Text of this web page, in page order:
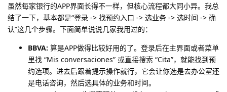
虽然每家银行的APP界面长得不一样，但核心流程都大同小异。我总
结了一下，基本都是“登录 -> 找预约入口 -> 选业务 -> 选时间 -> 确
认”这几个步骤。下面简单说说几家我用过的：
BBVA: 算是APP做得比较好用的了。登录后在主界面或者菜单
里找 “Mis conversaciones” 或直接搜索 “Cita”，就能找到预
约选项。进去后跟着提示操作就行，它会让你选是去办公室还
是电话咨询，然后选具体的业务和时间。